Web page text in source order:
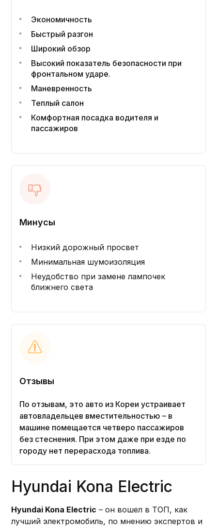
Экономичность
Быстрый разгон
Широкий обзор
Высокий показатель безопасности при
фронтальном ударе.
Маневренность
Теплый салон
Комфортная посадка водителя и
пассажиров
Минусы
Низкий дорожный просвет
Минимальная шумоизоляция
Неудобство при замене лампочек
ближнего света
Отзывы
По отзывам, это авто из Кореи устраивает
автовладельцев вместительностью – в
машине помещается четверо пассажиров
без стеснения. При этом даже при езде по
городу нет перерасхода топлива.
Hyundai Kona Electric
Hyundai Kona Electric – он вошел в ТОП, как
лучший электромобиль, по мнению экспертов и